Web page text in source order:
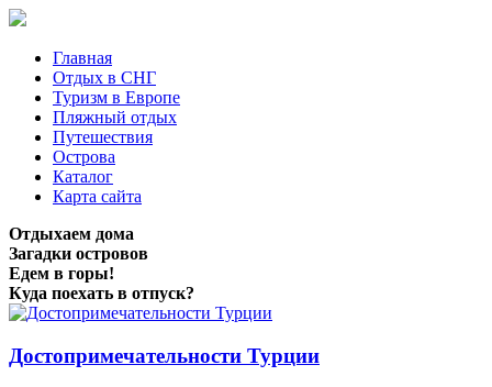
Главная
Отдых в СНГ
Туризм в Европе
Пляжный отдых
Путешествия
Острова
Каталог
Карта сайта
Отдыхаем дома
Загадки островов
Едем в горы!
Куда поехать в отпуск?
Достопримечательности Турции